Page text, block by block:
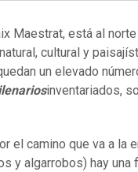
Maestrat, está al
cultural y
un elevado
inventariados,
el camino que va a
y algarrobos) hay